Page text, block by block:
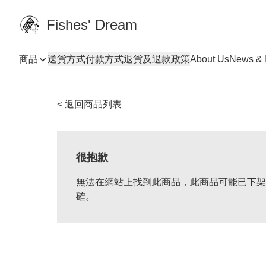
Fishes' Dream
商品 送貨方式付款方式退貨及退款政策About UsNews &
< 返回商品列表
很抱歉
無法在網站上找到此商品，此商品可能已下
確。